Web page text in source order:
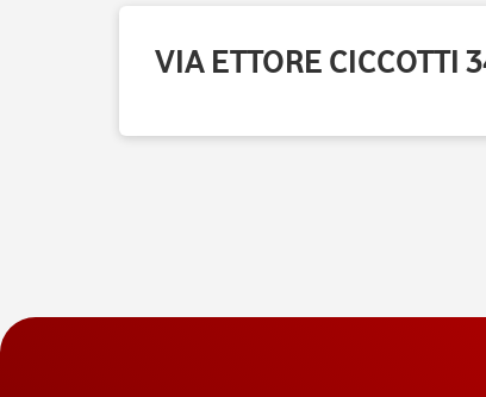
VIA ETTORE CICCOTTI